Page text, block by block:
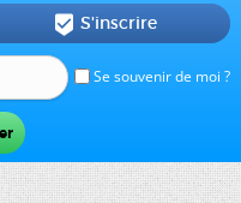
Se souvenir de moi ?
 S'inscrire